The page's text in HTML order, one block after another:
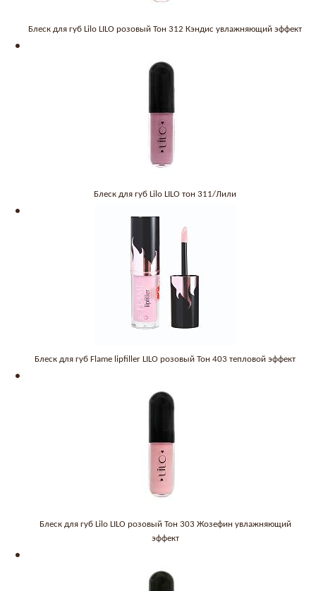
Блеск для губ Lilo LILO розовый Тон 312 Кэндис увлажняющий эффект
Блеск для губ Lilo LILO тон 311/Лили
Блеск для губ Flame lipfiller LILO розовый Тон 403 тепловой эффект
Блеск для губ Lilo LILO розовый Тон 303 Жозефин увлажняющий
эффект